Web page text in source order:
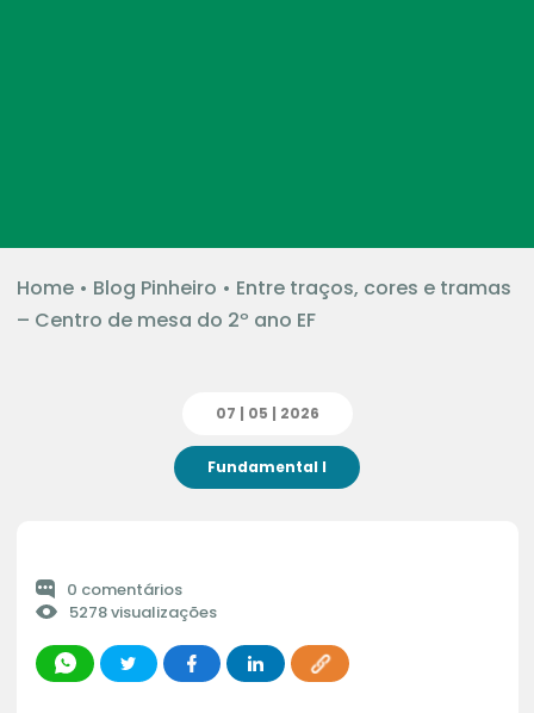
Home• Blog Pinheiro • Entre traços, cores e tramas
– Centro de mesa do 2º ano EF
07 | 05 | 2026
Fundamental I
0 comentários
5278 visualizações